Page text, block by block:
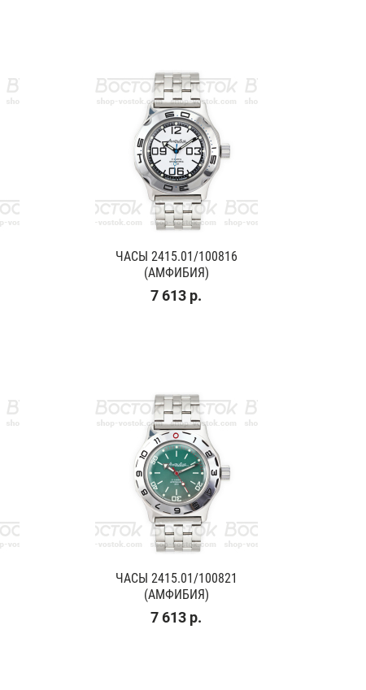
ЧАСЫ 2415.01/100816
(АМФИБИЯ)
7 613 р.
ЧАСЫ 2415.01/100821
(АМФИБИЯ)
7 613 р.